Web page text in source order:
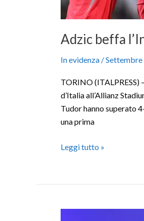
Adzic beffa
In evidenza /Settembre
TORINO (ITALPRESS)
d’Italia all’Allianz
Tudor hanno superato
una prima
Leggi tutto »